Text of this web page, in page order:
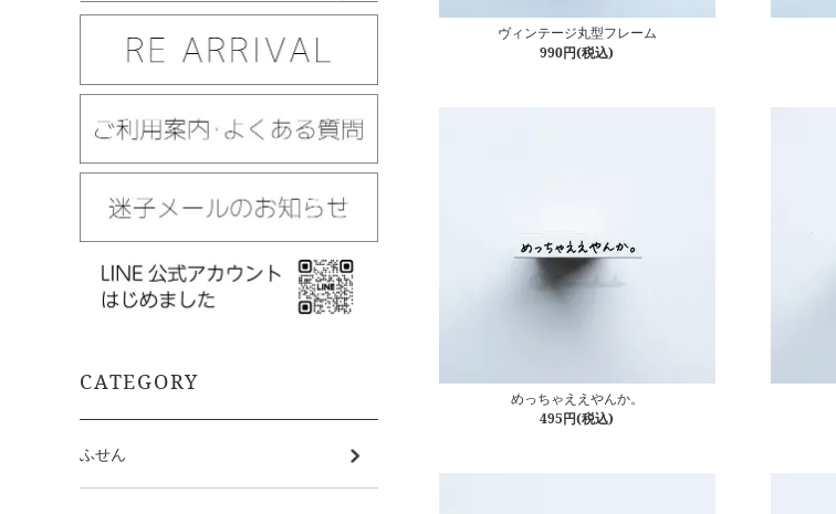
ヴィンテージ丸型フレーム
990円(税込)
めっちゃええやんか。
495円(税込)
CATEGORY
ふせん